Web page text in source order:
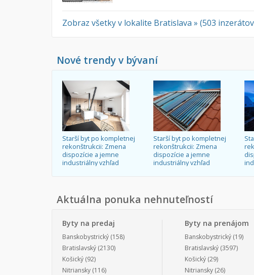
Zobraz všetky v lokalite Bratislava » (503
Nové trendy v bývaní
Starší byt po kompletnej
rekonštrukcii: Zmena
dispozície a jemne
industriálny vzhľad
Starší byt po kompletnej
rekonštrukcii: Zmena
dispozície a jemne
industriálny vzhľad
Aktuálna ponuka nehnuteľností
Byty na predaj
Banskobystrický (158)
Bratislavský (2130)
Košický (92)
Nitriansky (116)
Byty na prenájom
Banskobystrický(19)
Bratislavský(3597)
Košický(29)
Nitriansky(26)